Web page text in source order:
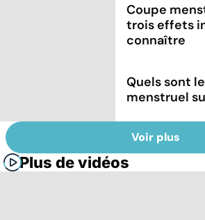
Coupe
trois effets
connaître
Quels sont
menstruel
Voir plus
Plus de vidéos